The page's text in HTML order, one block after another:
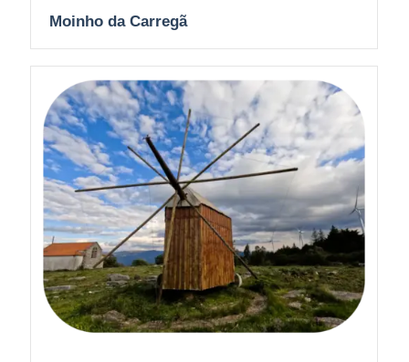
Moinho da Carregã